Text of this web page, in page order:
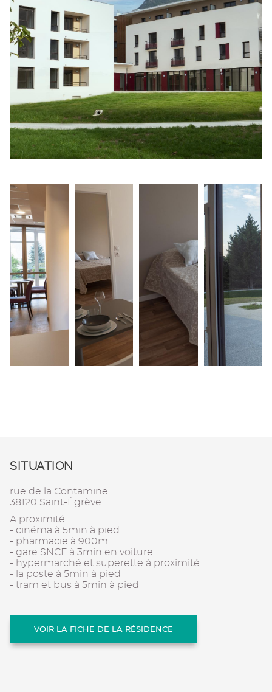
SITUATION
rue de la Contamine
38120 Saint-Égrève
A proximité :
- cinéma à 5min à pied
- pharmacie à 900m
- gare SNCF à 3min en voiture
- hypermarché et superette à proximité
- la poste à 5min à pied
- tram et bus à 5min à pied
VOIR LA FICHE DE LA RÉSIDENCE